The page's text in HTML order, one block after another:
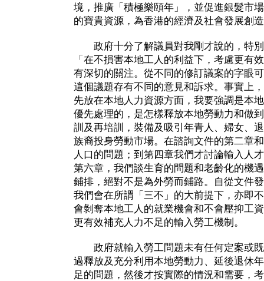
境，推廣「積極樂頤年」，並促進銀髮市
的寶貴資源，為香港的經濟及社會發展創
政府十分了解議員對我剛才說的，特別
「在不損害本地工人的利益下，考慮更有
有深切的關注。從不同的修訂議案的字眼
這個議題存有不同的意見和訴求。事實上
先放在本地人力資源方面，我要強調是本
優先處理的，是怎樣釋放本地勞動力和做
訓及再培訓，裝備及吸引年青人、婦女、
族裔投身勞動市場。在諮詢文件的第二章
人口的問題；到第四章我們才討論輸入人
第六章，我們談生育的問題和老齡化的機
鋪排，絕對不是為外勞而鋪路。自從文件
我們會在所謂「三不」的大前提下，亦即
會剝奪本地工人的就業機會和不會壓抑工
更有效補充人力不足的輸入勞工機制。
政府就輸入勞工問題未有任何定案或既
過釋放及充分利用本地勞動力、延後退休
足的問題，然後才按實際的情況和需要，